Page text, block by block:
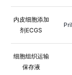
内皮细胞添加
剂ECGS
细胞组织运输
保存液